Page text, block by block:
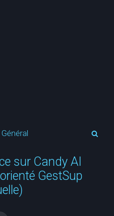
Général
sur Candy AI
GestSup